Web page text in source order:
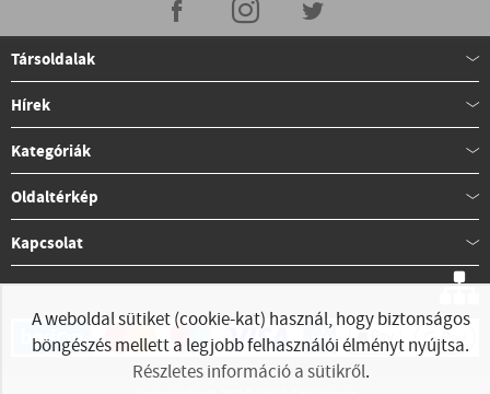
Társoldalak
Hírek
Kategóriák
Oldaltérkép
Kapcsolat
A weboldal sütiket (cookie-kat) használ, hogy biztonságos
böngészés mellett a legjobb felhasználói élményt nyújtsa.
Részletes információ a sütikről.